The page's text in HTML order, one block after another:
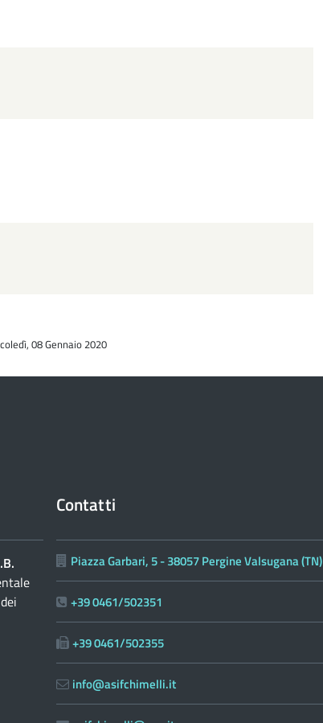
08 Gennaio 2020
Contatti
Piazza Garbari, 5 - 38057 Pergine Valsugana (TN)
+39 0461/502351
+39 0461/502355
info@asifchimelli.it